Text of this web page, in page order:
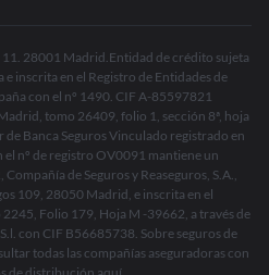
11. 28001 Madrid.Entidad de crédito sujeta
e inscrita en el Registro de Entidades de
con el nº 1490. CIF A-85597821
tomo 26409, folio 1, sección 8ª, hoja
Banca Seguros Vinculado registrado en
nº de registro OV0091 mantiene un
de Seguros y Reaseguros, S.A.,
109, 28050 Madrid, e inscrita en el
Folio 179, Hoja M -39662, a través de
con CIF B56685738. Sobre seguros de
todas las compañías aseguradoras con